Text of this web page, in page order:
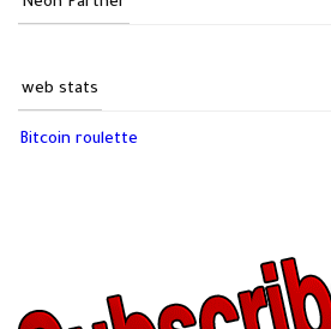
web stats
Bitcoin roulette